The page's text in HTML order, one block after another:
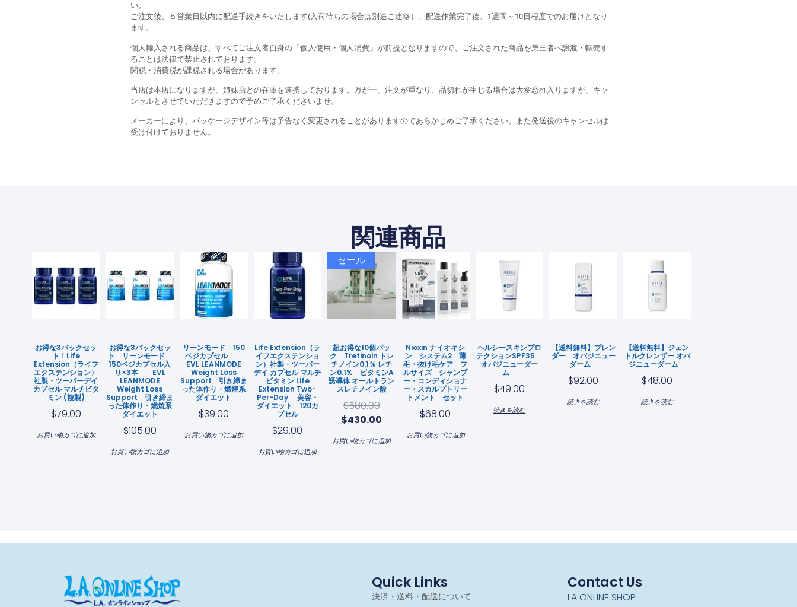
い。
ご注文後、５営業日以内に配送手続きをいたします(入荷待ちの場合は別途ご連絡）。配送作業完了後、1週間～10日程度でのお届けとなり
ます。
個人輸入される商品は、すべてご注文者自身の「個人使用・個人消費」が前提となりますので、ご注文された商品を第三者へ譲渡・転売す
ることは法律で禁止されております。
関税・消費税が課税される場合があります。
当店は本店になりますが、姉妹店との在庫を連携しております。万が一、注文が重なり、品切れが生じる場合は大変恐れ入りますが、キャ
ンセルとさせていただきますので予めご了承くださいませ。
メーカーにより、パッケージデザイン等は予告なく変更されることがありますのであらかじめご了承ください。また発送後のキャンセルは
受け付けておりません。
関連商品
お得な3パックセッ
ト！Life
Extension（ライフ
エクステンション）
社製・ツーパーデイ
カプセル マルチビタ
ミン (複製)
$79.00
お買い物カゴに追加
お得な3パックセッ
ト リーンモード
150ベジカプセル入
り×3本 EVL
LEANMODE
Weight Loss
Support 引き締ま
った体作り・燃焼系
ダイエット
$105.00
お買い物カゴに追加
リーンモード 150
ベジカプセル
EVL LEANMODE
Weight Loss
Support 引き締ま
った体作り・燃焼系
ダイエット
$39.00
お買い物カゴに追加
Life Extension（ラ
イフエクステンショ
ン）社製・ツーパー
デイ カプセル マルチ
ビタミン Life
Extension Two-
Per-Day 美容・
ダイエット 120カ
プセル
$29.00
お買い物カゴに追加
セール
超お得な10個パッ
ク Tretinoin トレ
チノイン0.1％ レチ
ン0.1% ビタミンA
誘導体 オールトラン
スレチノイン酸
$580.00
$430.00
お買い物カゴに追加
Nioxin ナイオキシ
ン システム2 薄
毛・抜け毛ケア フ
ルサイズ シャンプ
ー・コンディショナ
ー・スカルプトリー
トメント セット
$68.00
お買い物カゴに追加
ヘルシースキンプロ
テクションSPF35
オバジニューダー
ム
$49.00
続きを読む
【送料無料】ブレン
ダー オバジニュー
ダーム
$92.00
続きを読む
【送料無料】ジェン
トルクレンザー オバ
ジニューダーム
$48.00
続きを読む
Quick Links
決済・送料・配送について
Contact Us
LA ONLINE SHOP